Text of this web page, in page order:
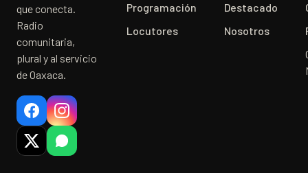
que conecta.
Radio
comunitaria,
plural y al servicio
de Oaxaca.
Programación
Locutores
Destacado
Nosotros